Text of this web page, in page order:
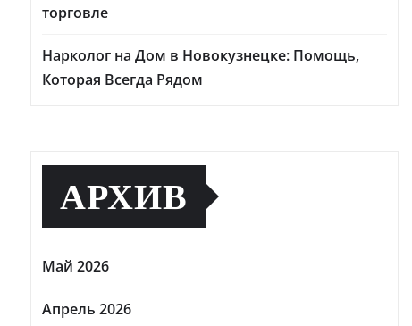
торговле
Нарколог на Дом в Новокузнецке: Помощь,
Которая Всегда Рядом
АРХИВ
Май 2026
Апрель 2026